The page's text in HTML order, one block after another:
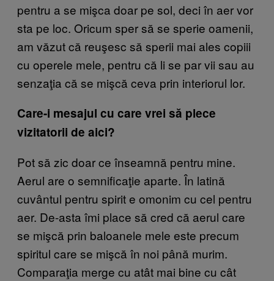
pentru a se mişca doar pe sol, deci în aer vor
sta pe loc. Oricum sper să se sperie oamenii,
am văzut că reuşesc să sperii mai ales copiii
cu operele mele, pentru că li se par vii sau au
senzaţia că se mişcă ceva prin interiorul lor.
Care-i mesajul cu care vrei să plece
vizitatorii de aici?
Pot să zic doar ce înseamnă pentru mine.
Aerul are o semnificaţie aparte. În latină
cuvântul pentru spirit e omonim cu cel pentru
aer. De-asta îmi place să cred că aerul care
se mişcă prin baloanele mele este precum
spiritul care se mişcă în noi până murim.
Comparaţia merge cu atât mai bine cu cât